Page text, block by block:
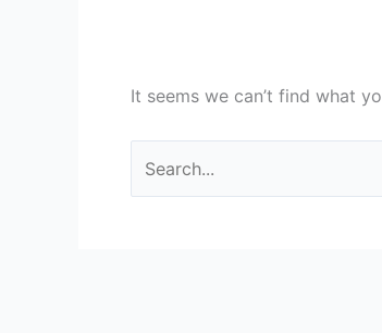
It seems we can’t find what